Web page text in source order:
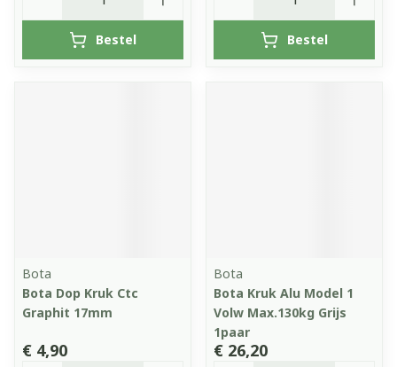
Bestel Bestel
Bota
Bota Dop Kruk Ctc
Graphit 17mm
€ 4,90
Bota
Bota Kruk Alu Model 1
Volw Max.130kg Grijs
1paar
€ 26,20